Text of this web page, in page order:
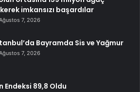
imkansızı başardılar
7, 2026
Bayramda Sis ve Yağmur
7, 2026
Endeksi 89,8 Oldu